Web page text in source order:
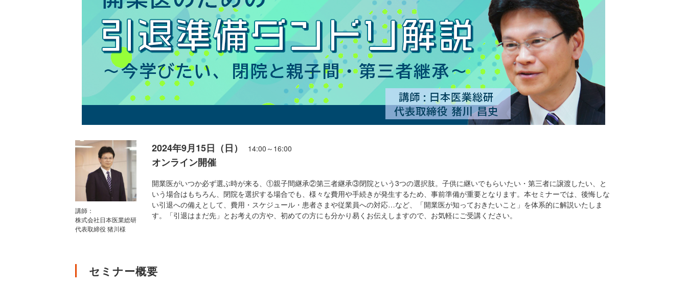
講師：
株式会社日本医業総研
代表取締役 猪川様
2024年9月15日（日） 14:00～16:00
オンライン開催
開業医がいつか必ず選ぶ時が来る、①親子間継承②第三者継承③閉院という3つの選択肢。子供に継いでもらいたい・第三者に譲渡したい、と
いう場合はもちろん、閉院を選択する場合でも、様々な費用や手続きが発生するため、事前準備が重要となります。本セミナーでは、後悔しな
い引退への備えとして、費用・スケジュール・患者さまや従業員への対応…など、「開業医が知っておきたいこと」を体系的に解説いたしま
す。「引退はまだ先」とお考えの方や、初めての方にも分かり易くお伝えしますので、お気軽にご受講ください。
セミナー概要